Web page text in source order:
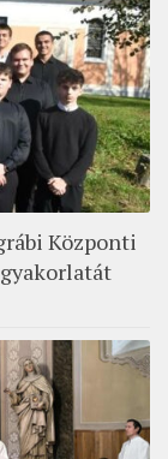
Központi